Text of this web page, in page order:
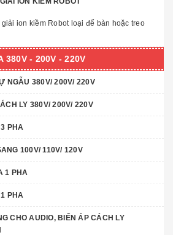
ion kiềm Robot loại để bàn hoặc treo
380V - 200V - 220V
NGẪU 380V/ 200V/ 220V
LY 380V/ 200V/ 220V
PHA
100V/ 110V/ 120V
1 PHA
PHA
CHO AUDIO, BIẾN ÁP CÁCH LY